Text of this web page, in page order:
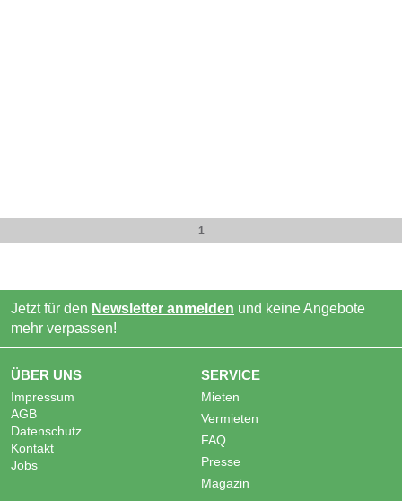
1
Jetzt für den Newsletter anmelden und keine Angebote
mehr verpassen!
ÜBER UNS
Impressum
AGB
Datenschutz
Kontakt
Jobs
SERVICE
Mieten
Vermieten
FAQ
Presse
Magazin